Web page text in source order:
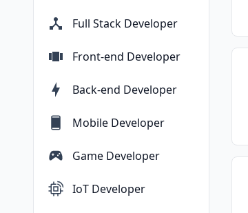
Full Stack Developer
Front-end Developer
Back-end Developer
Mobile Developer
Game Developer
IoT Developer